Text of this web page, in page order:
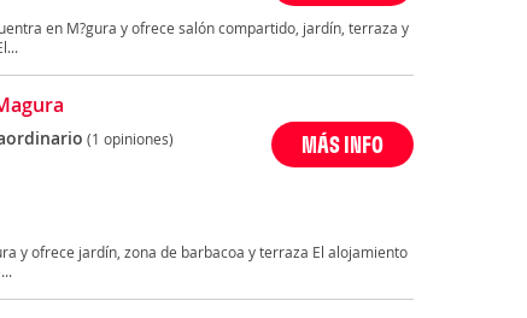
en M?gura y ofrece salón compartido, jardín, terraza y
(1 opiniones)
MÁS INFO
y ofrece jardín, zona de barbacoa y terraza El alojamiento